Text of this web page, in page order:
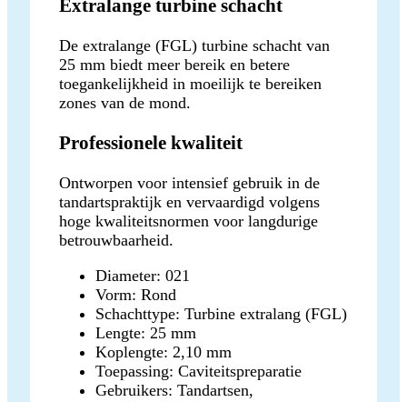
Extralange turbine schacht
De extralange (FGL) turbine schacht van
25 mm biedt meer bereik en betere
toegankelijkheid in moeilijk te bereiken
zones van de mond.
Professionele kwaliteit
Ontworpen voor intensief gebruik in de
tandartspraktijk en vervaardigd volgens
hoge kwaliteitsnormen voor langdurige
betrouwbaarheid.
Diameter: 021
Vorm: Rond
Schachttype: Turbine extralang (FGL)
Lengte: 25 mm
Koplengte: 2,10 mm
Toepassing: Caviteitspreparatie
Gebruikers: Tandartsen,